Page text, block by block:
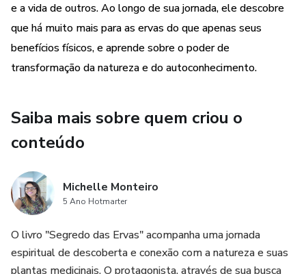
e a vida de outros. Ao longo de sua jornada, ele descobre
que há muito mais para as ervas do que apenas seus
benefícios físicos, e aprende sobre o poder de
transformação da natureza e do autoconhecimento.
Saiba mais sobre quem criou o
conteúdo
Michelle Monteiro
5 Ano Hotmarter
O livro "Segredo das Ervas" acompanha uma jornada
espiritual de descoberta e conexão com a natureza e suas
plantas medicinais. O protagonista, através de sua busca